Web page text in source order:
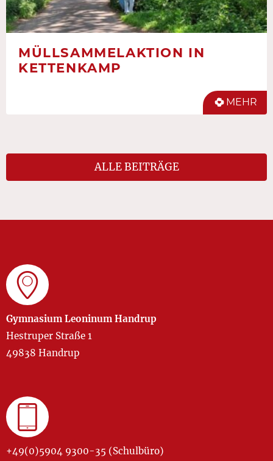
MÜLLSAMMELAKTION IN
KETTENKAMP
MEHR
ALLE BEITRÄGE
Gymnasium Leoninum Handrup
Hestruper Straße 1
49838 Handrup
+49(0)5904 9300-35 (Schulbüro)